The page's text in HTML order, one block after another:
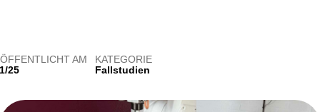
AM
25
KATEGORIE
Fallstudien